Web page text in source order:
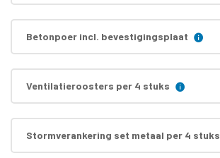
Betonpoer incl. bevestigingsplaat
Ventilatieroosters per 4 stuks
Stormverankering set metaal per 4 stuks